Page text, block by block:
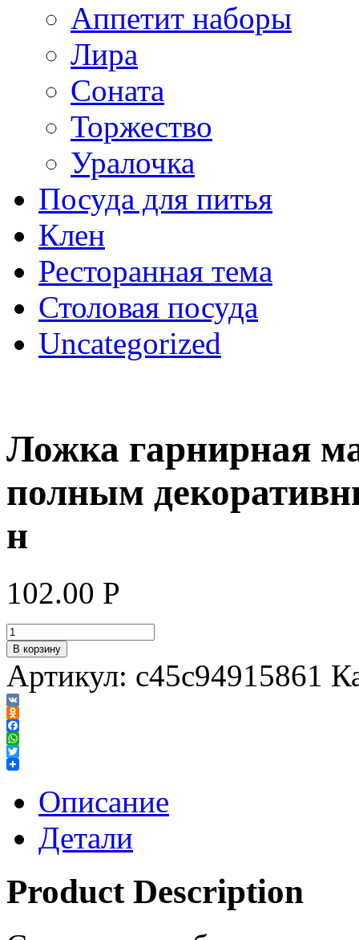
Аппетит наборы
Лира
Соната
Торжество
Уралочка
Посуда для питья
Клен
Ресторанная тема
Столовая посуда
Uncategorized
Ложка гарнирная
полным
н
102.00 Р
В корзину
Артикул: c45c94915861
VK
Odnoklassniki
Facebook
WhatsApp
Twitter
Описание
Детали
Product Description